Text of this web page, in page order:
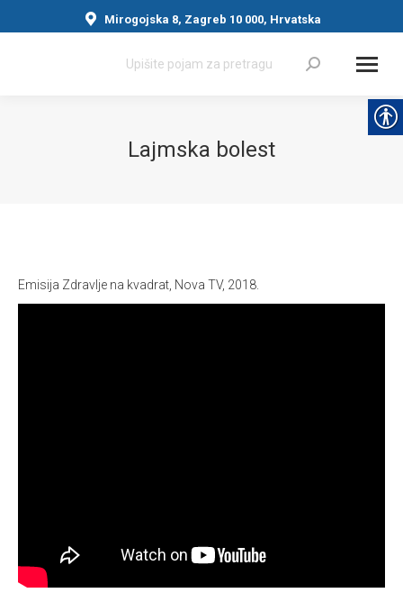
Mirogojska 8, Zagreb 10 000, Hrvatska
Search:
Lajmska bolest
Emisija Zdravlje na kvadrat, Nova TV, 2018.